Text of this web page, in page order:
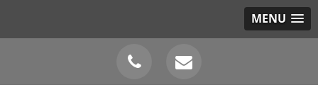
MENU